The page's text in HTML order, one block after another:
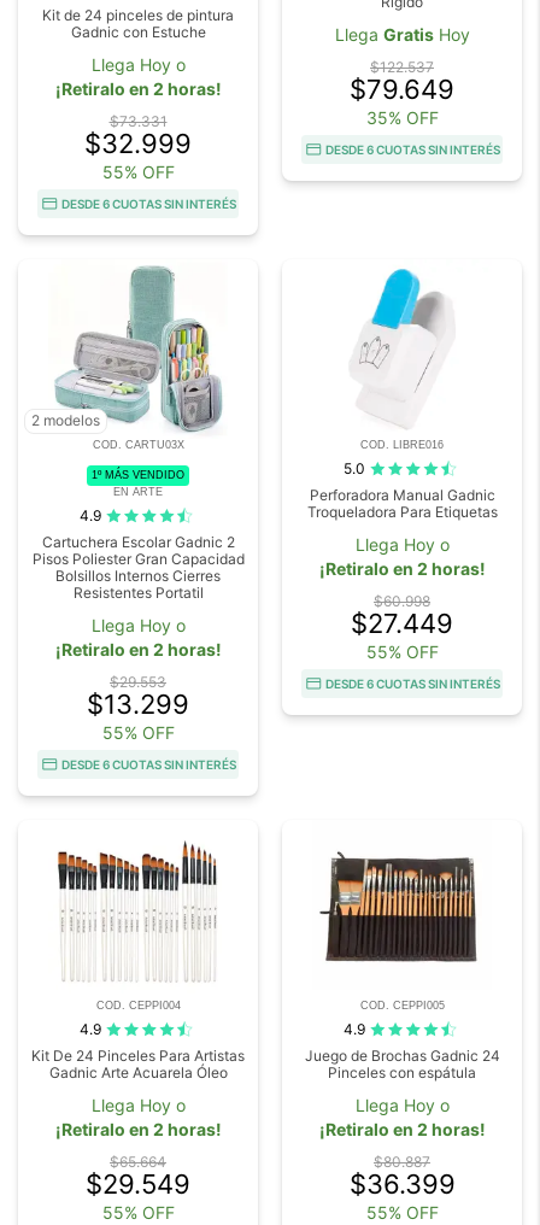
Kit de 24 pinceles de pintura
Gadnic con Estuche
Llega Hoy o
¡Retiralo en 2 horas!
$73.331
$32.999
55% OFF
DESDE 6 CUOTAS SIN INTERÉS
Llega GratisHoy
$122.537
$79.649
35% OFF
DESDE 6 CUOTAS SIN INTERÉS
2 modelos
COD. CARTU03X
1º MÁS VENDIDO
EN ARTE
4.9
Cartuchera Escolar Gadnic 2
Pisos Poliester Gran Capacidad
Bolsillos Internos Cierres
Resistentes Portatil
Llega Hoy o
¡Retiralo en 2 horas!
$29.553
$13.299
55% OFF
DESDE 6 CUOTAS SIN INTERÉS
COD. LIBRE016
5.0
Perforadora Manual Gadnic
Troqueladora Para Etiquetas
Llega Hoy o
¡Retiralo en 2 horas!
$60.998
$27.449
55% OFF
DESDE 6 CUOTAS SIN INTERÉS
COD. CEPPI004
4.9
Kit De 24 Pinceles Para Artistas
Gadnic Arte Acuarela Óleo
Llega Hoy o
¡Retiralo en 2 horas!
$65.664
$29.549
55% OFF
COD. CEPPI005
4.9
Juego de Brochas Gadnic 24
Pinceles con espátula
Llega Hoy o
¡Retiralo en 2 horas!
$80.887
$36.399
55% OFF